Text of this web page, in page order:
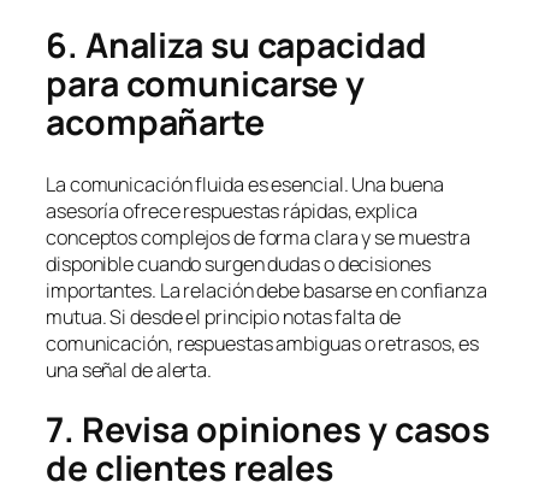
6. Analiza su capacidad
para comunicarse y
acompañarte
La comunicación fluida es esencial. Una buena
asesoría ofrece respuestas rápidas, explica
conceptos complejos de forma clara y se muestra
disponible cuando surgen dudas o decisiones
importantes. La relación debe basarse en confianza
mutua. Si desde el principio notas falta de
comunicación, respuestas ambiguas o retrasos, es
una señal de alerta.
7. Revisa opiniones y casos
de clientes reales